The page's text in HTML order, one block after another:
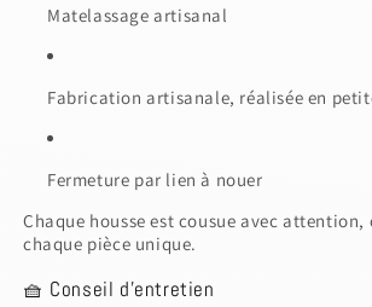
Matelassage artisanal
Fabrication artisanale, réalisée en
Fermeture par lien à nouer
Chaque housse est cousue avec attention,
chaque pièce unique.
🧺 Conseil d’entretien